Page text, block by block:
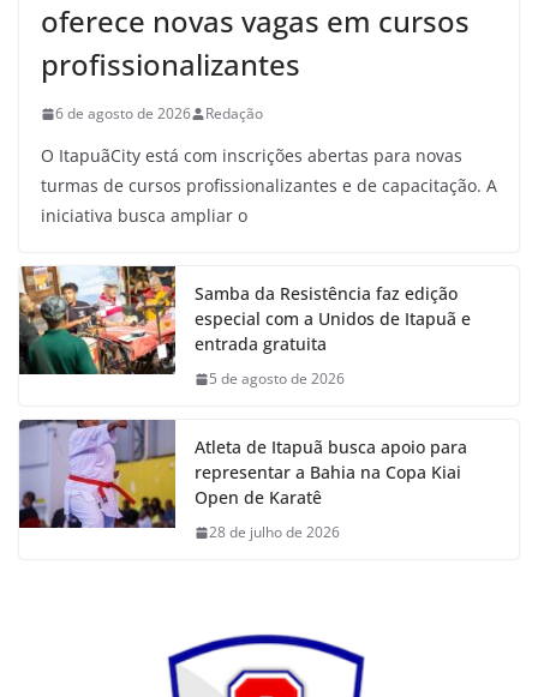
oferece novas vagas em cursos
profissionalizantes
6 de agosto de 2026 Redação
O ItapuãCity está com inscrições abertas para novas
turmas de cursos profissionalizantes e de capacitação. A
iniciativa busca ampliar o
Samba da Resistência faz edição
especial com a Unidos de Itapuã e
entrada gratuita
5 de agosto de 2026
Atleta de Itapuã busca apoio para
representar a Bahia na Copa Kiai
Open de Karatê
28 de julho de 2026